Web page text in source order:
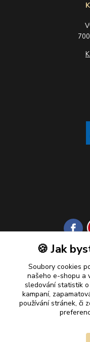
🍪 Jak
Soubory cookies
našeho e-shopu a
sledování statistik
kampaní,
používání stránek, či